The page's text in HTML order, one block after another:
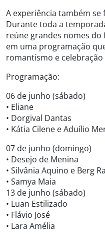
A experiência também
Durante toda a
reúne grandes nomes
em uma programação
romantismo e
Programação:
06 de junho (sábado)
• Eliane
• Dorgival Dantas
• Kátia Cilene e Aduílio
07 de junho (domingo)
• Desejo de Menina
• Silvânia Aquino e Berg
• Samya Maia
13 de junho (sábado)
• Luan Estilizado
• Flávio José
• Lara Amélia